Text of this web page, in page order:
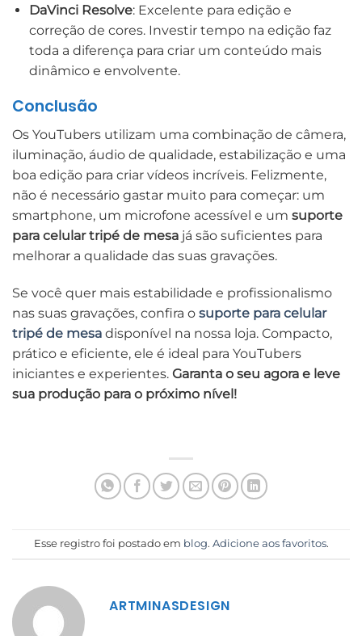
DaVinci Resolve: Excelente para edição e
correção de cores. Investir tempo na edição faz
toda a diferença para criar um conteúdo mais
dinâmico e envolvente.
Conclusão
Os YouTubers utilizam uma combinação de câmera,
iluminação, áudio de qualidade, estabilização e uma
boa edição para criar vídeos incríveis. Felizmente,
não é necessário gastar muito para começar: um
smartphone, um microfone acessível e um suporte
para celular tripé de mesa já são suficientes para
melhorar a qualidade das suas gravações.
Se você quer mais estabilidade e profissionalismo
nas suas gravações, confira o suporte para celular
tripé de mesa disponível na nossa loja. Compacto,
prático e eficiente, ele é ideal para YouTubers
iniciantes e experientes. Garanta o seu agora e leve
sua produção para o próximo nível!
Esse registro foi postado em blog. Adicione aos favoritos.
ARTMINASDESIGN